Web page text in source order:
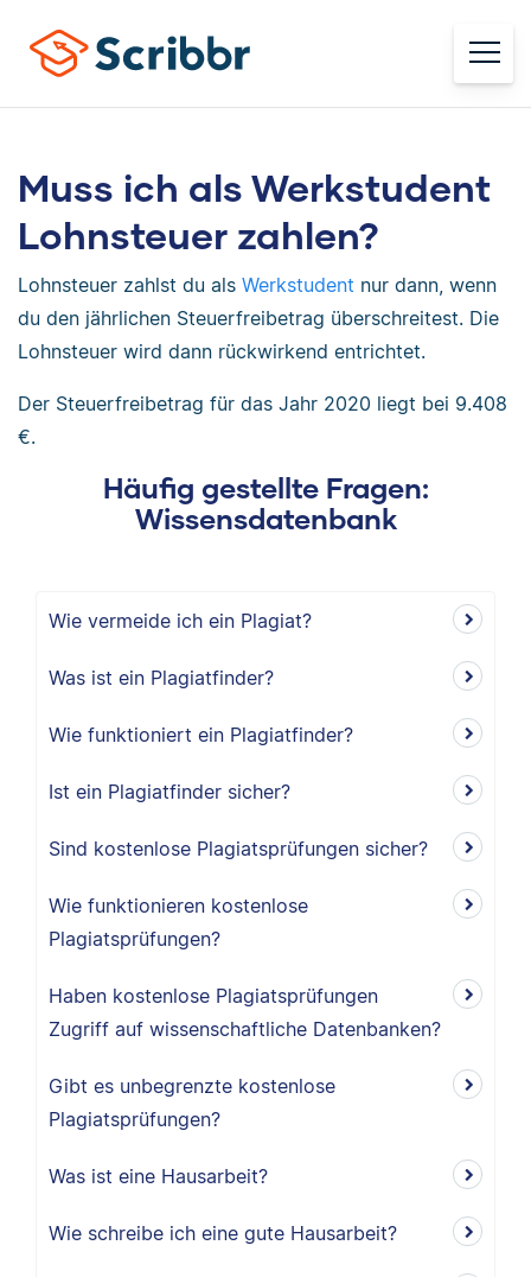
Muss ich als Werkstudent
Lohnsteuer zahlen?
Lohnsteuer zahlst du als Werkstudent nur dann, wenn
du den jährlichen Steuerfreibetrag überschreitest. Die
Lohnsteuer wird dann rückwirkend entrichtet.
Der Steuerfreibetrag für das Jahr 2020 liegt bei 9.408
€.
Häufig gestellte Fragen:
Wissensdatenbank
Wie vermeide ich ein Plagiat?
Was ist ein Plagiatfinder?
Wie funktioniert ein Plagiatfinder?
Ist ein Plagiatfinder sicher?
Sind kostenlose Plagiatsprüfungen sicher?
Wie funktionieren kostenlose
Plagiatsprüfungen?
Haben kostenlose Plagiatsprüfungen
Zugriff auf wissenschaftliche Datenbanken?
Gibt es unbegrenzte kostenlose
Plagiatsprüfungen?
Was ist eine Hausarbeit?
Wie schreibe ich eine gute Hausarbeit?